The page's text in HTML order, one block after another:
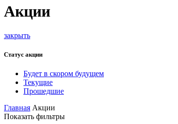
Акции
закрыть
Статус акции
Будет в скором будущем
Текущие
Прошедшие
Главная Акции
Показать фильтры